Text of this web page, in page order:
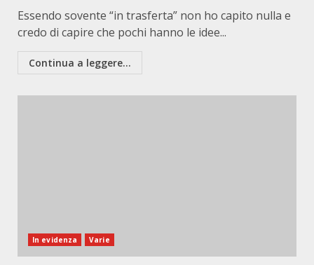
Essendo sovente “in trasferta” non ho capito nulla e
credo di capire che pochi hanno le idee...
Continua a leggere...
In evidenza Varie